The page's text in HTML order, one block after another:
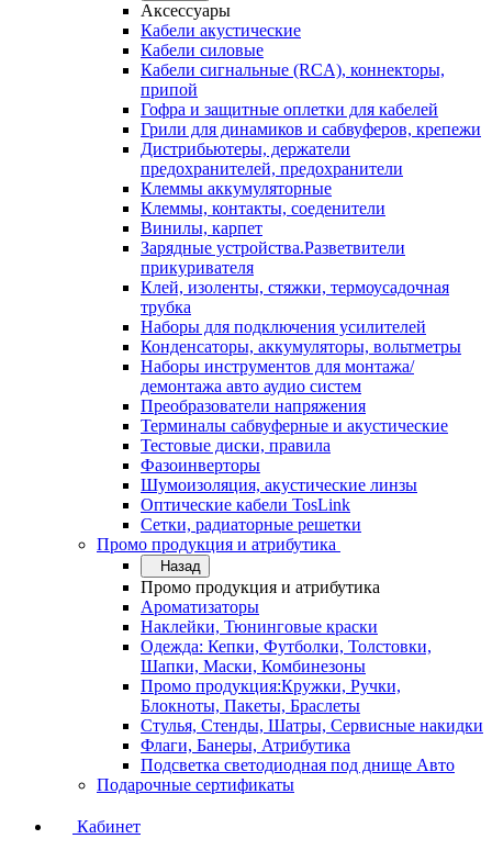
Аксессуары
Кабели акустические
Кабели силовые
Кабели сигнальные (RCA), коннекторы,
припой
Гофра и защитные оплетки для кабелей
Грили для динамиков и сабвуферов, крепежи
Дистрибьютеры, держатели
предохранителей, предохранители
Клеммы аккумуляторные
Клеммы, контакты, соеденители
Винилы, карпет
Зарядные устройства.Разветвители
прикуривателя
Клей, изоленты, стяжки, термоусадочная
трубка
Наборы для подключения усилителей
Конденсаторы, аккумуляторы, вольтметры
Наборы инструментов для монтажа/
демонтажа авто аудио систем
Преобразователи напряжения
Терминалы сабвуферные и акустические
Тестовые диски, правила
Фазоинверторы
Шумоизоляция, акустические линзы
Оптические кабели TosLink
Сетки, радиаторные решетки
Промо продукция и атрибутика
Назад
Промо продукция и атрибутика
Ароматизаторы
Наклейки, Тюнинговые краски
Одежда: Кепки, Футболки, Толстовки,
Шапки, Маски, Комбинезоны
Промо продукция:Кружки, Ручки,
Блокноты, Пакеты, Браслеты
Стулья, Стенды, Шатры, Сервисные накидки
Флаги, Банеры, Атрибутика
Подсветка светодиодная под днище Авто
Подарочные сертификаты
Кабинет